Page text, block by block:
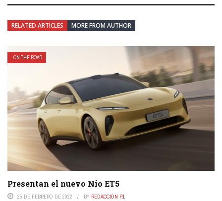
RELATED ARTICLES MORE FROM AUTHOR
ON THE ROAD
Presentan el nuevo Nio ET5
25 DE FEBRERO DE 2022 BY REDACCIÓN P1